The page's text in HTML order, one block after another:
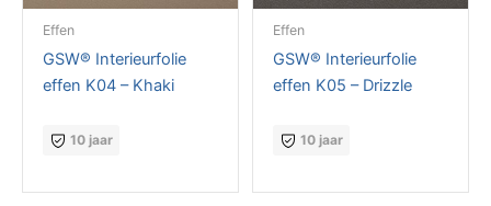
Effen
GSW® Interieurfolie
effen K04 – Khaki
10 jaar
Effen
GSW® Interieurfolie
effen K05 – Drizzle
10 jaar